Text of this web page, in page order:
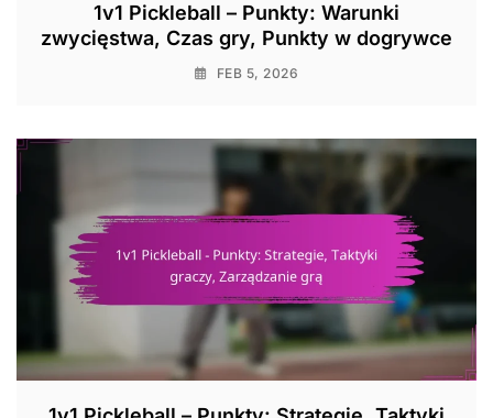
1v1 Pickleball – Punkty: Warunki
zwycięstwa, Czas gry, Punkty w dogrywce
FEB 5, 2026